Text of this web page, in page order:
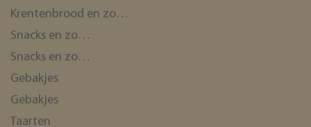
Krentenbrood en zo…
Snacks en zo…
Snacks en zo…
Gebakjes
Gebakjes
Taarten